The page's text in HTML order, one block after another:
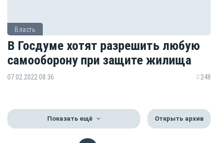
Власть
В Госдуме хотят разрешить любую
самооборону при защите жилища
07.02.2022 08:36 248
Показать ещё Открыть архив